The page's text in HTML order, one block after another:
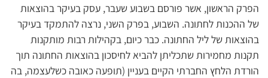
הפרק הראשון, אשר פורסם בשבוע שעבר, עסק בעיקר בהוצאות
של ההכנות לחתונה. השבוע, בפרק השני, נרצה להתמקד בעיקר
בהוצאות של ליל החתונה. כבר כיום, בקהילות רבות מותקנות
תקנות מחמירות שתכליתן להביא לחיסכון בהוצאות החתונה תוך
הורדת הלחץ החברתי הקיים בעניין (תופעה כאובה כשלעצמה, בה